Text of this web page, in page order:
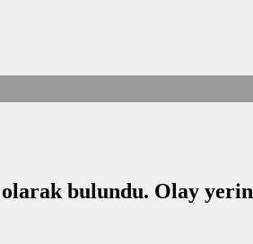
bulundu. Olay